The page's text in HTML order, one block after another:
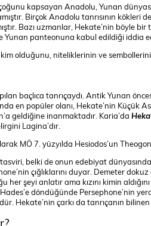
kapsayan Anadolu, Yunan
Birçok Anadolu tanrısının kökleri
Bazı uzmanlar, Hekate’nin böyle
Yunan panteonuna kabul edildiği iddia
kim olduğunu, niteliklerinin ve
baçlıca tanrıçaydı. Antik Yunan
en popüler olanı, Hekate’nin Küçük
geldiğine inanmaktadır. Karia’da
Lagina’dır.
MÖ 7. yüzyılda Hesiodos’un
tasviri, belki de onun edebiyat
çığlıklarını duyar. Demeter
her şeyi anlatır ama kızını kimin
Hades’e döndüğünde Persephone’nin
Hekate’nin çarkı da tanrıçanın